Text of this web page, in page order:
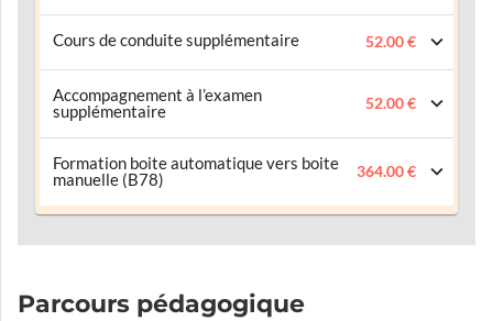
Cours de conduite supplémentaire 52.00 €
Accompagnement à l’examen
supplémentaire
52.00 €
Formation boite automatique vers boite
manuelle (B78)
364.00 €
Parcours pédagogique